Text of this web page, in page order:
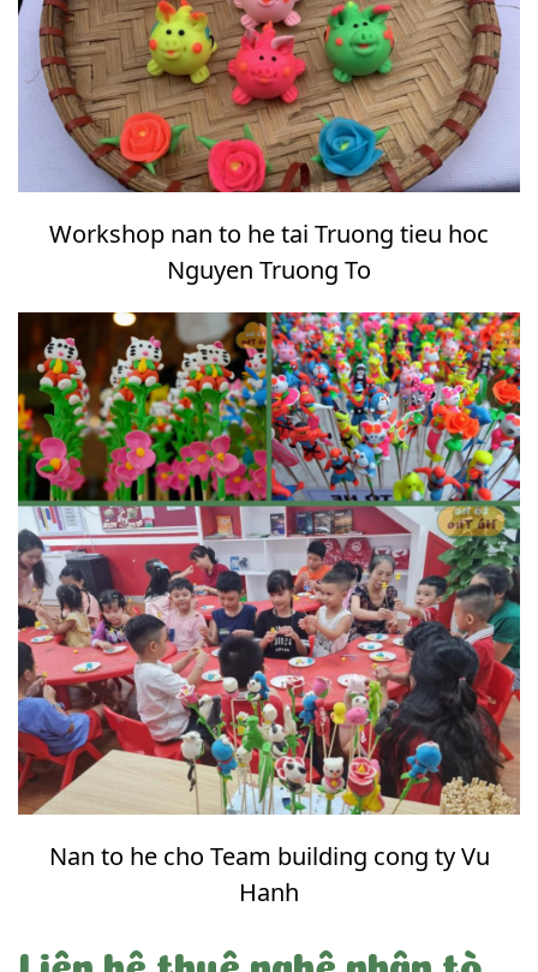
Workshop nan to he tai Truong tieu hoc
Nguyen Truong To
Nan to he cho Team building cong ty Vu
Hanh
Liên hệ thuê nghệ nhân tò